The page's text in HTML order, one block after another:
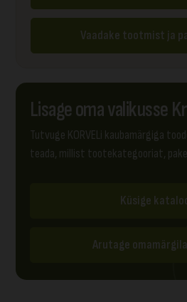
Vaadake tootmist ja
Lisage oma valikusse
Tutvuge KORVELi kaubamärgiga
teada, millist tootekategooriat,
Küsige
Arutage